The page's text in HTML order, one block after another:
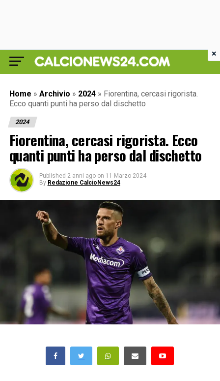
Home » Archivio » 2024 » Fiorentina, cercasi rigorista.
Ecco quanti punti ha perso dal dischetto
2024
Fiorentina, cercasi rigorista. Ecco
quanti punti ha perso dal dischetto
Published 2 anni ago on 11 Marzo 2024
By Redazione CalcioNews24
×